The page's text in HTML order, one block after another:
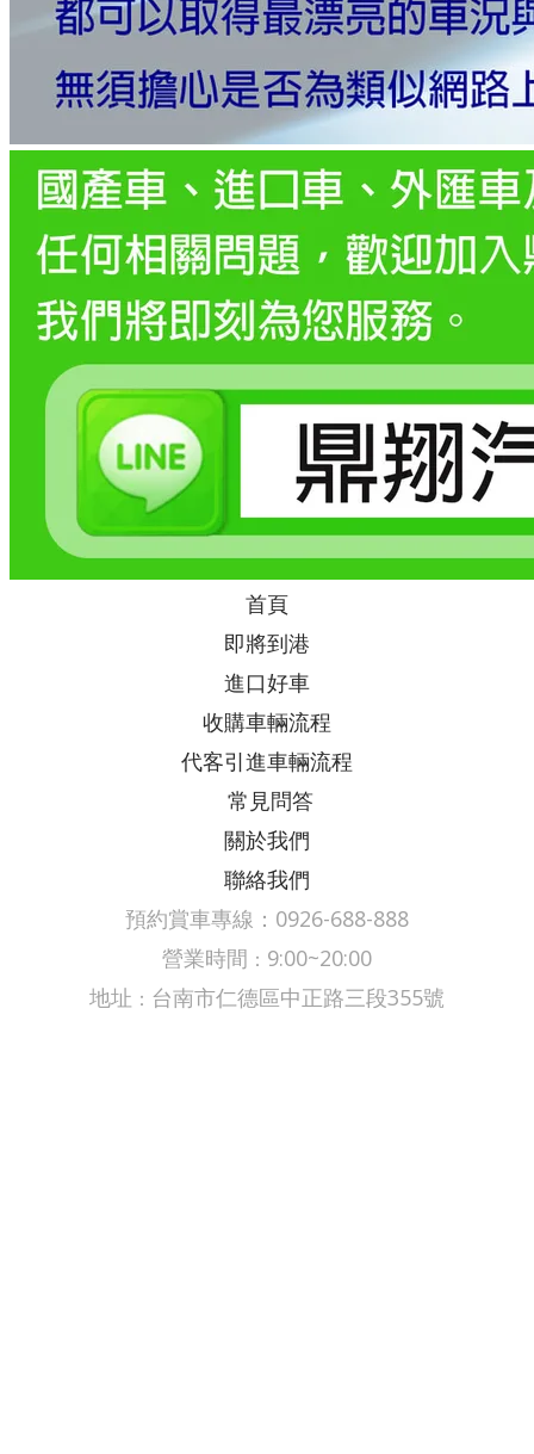
首頁
即將到港
進口好車
收購車輛流程
代客引進車輛流程
常見問答
關於我們
聯絡我們
預約賞車專線：0926-688-888
營業時間 ： 9:00~20:00
​​​地址 ： 台南市仁德區中正路三段355號